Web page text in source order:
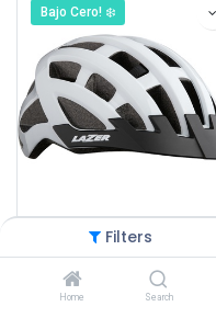
Filters
Home Search
Bajo Cero! ❄️
Lazer Casco Compact
48.704,62